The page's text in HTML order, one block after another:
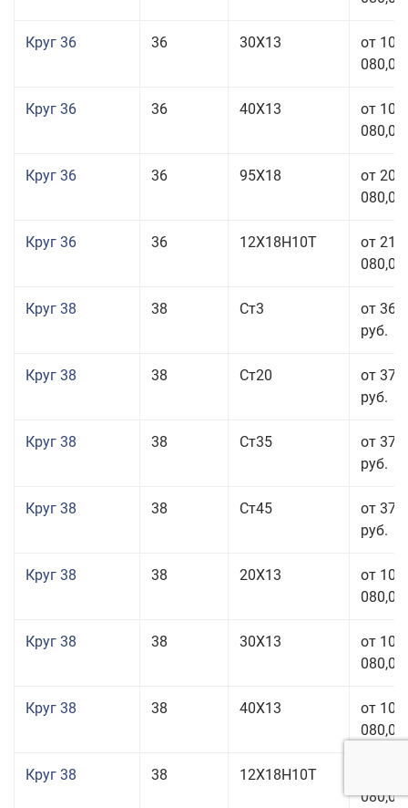
Круг 36 36 30Х13
от 101
080,00
Круг 36 36 40Х13
от 101
080,00
Круг 36 36 95Х18
от 208
080,00
Круг 36 36 12Х18Н10Т
от 210
080,00
Круг 38 38 Ст3
от 36
руб.
Круг 38 38 Ст20
от 37
руб.
Круг 38 38 Ст35
от 37
руб.
Круг 38 38 Ст45
от 37
руб.
Круг 38 38 20Х13
от 101
080,00
Круг 38 38 30Х13
от 101
080,00
Круг 38 38 40Х13
от 101
080,00
Круг 38 38 12Х18Н10Т
080,00